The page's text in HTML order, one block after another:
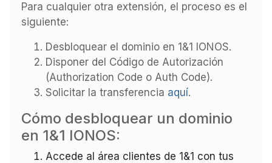
Para cualquier otra extensión, el proceso es el
siguiente:
Desbloquear el dominio en 1&1 IONOS.
Disponer del Código de Autorización
(Authorization Code o Auth Code).
Solicitar la transferencia aquí.
Cómo desbloquear un dominio
en 1&1 IONOS:
Accede al área clientes de 1&1 con tus